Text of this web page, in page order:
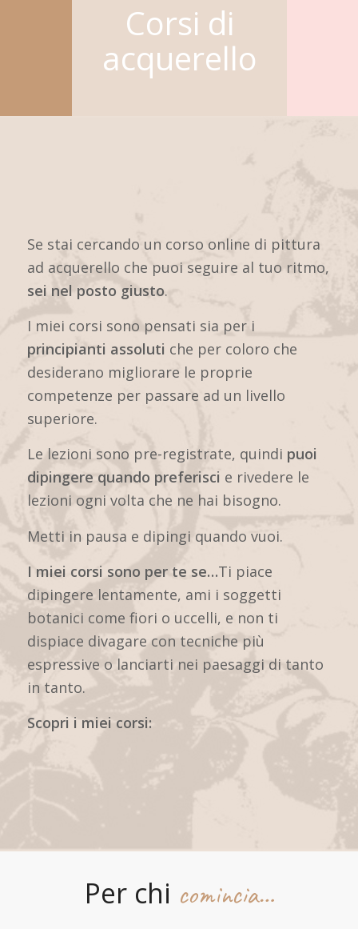
Corsi di
acquerello
Se stai cercando un corso online di pittura
ad acquerello che puoi seguire al tuo ritmo,
sei nel posto giusto.
I miei corsi sono pensati sia per i
principianti assoluti che per coloro che
desiderano migliorare le proprie
competenze per passare ad un livello
superiore.
Le lezioni sono pre-registrate, quindi puoi
dipingere quando preferisci e rivedere le
lezioni ogni volta che ne hai bisogno.
Metti in pausa e dipingi quando vuoi.
I miei corsi sono per te se…Ti piace
dipingere lentamente, ami i soggetti
botanici come fiori o uccelli, e non ti
dispiace divagare con tecniche più
espressive o lanciarti nei paesaggi di tanto
in tanto.
Scopri i miei corsi:
Per chi comincia…